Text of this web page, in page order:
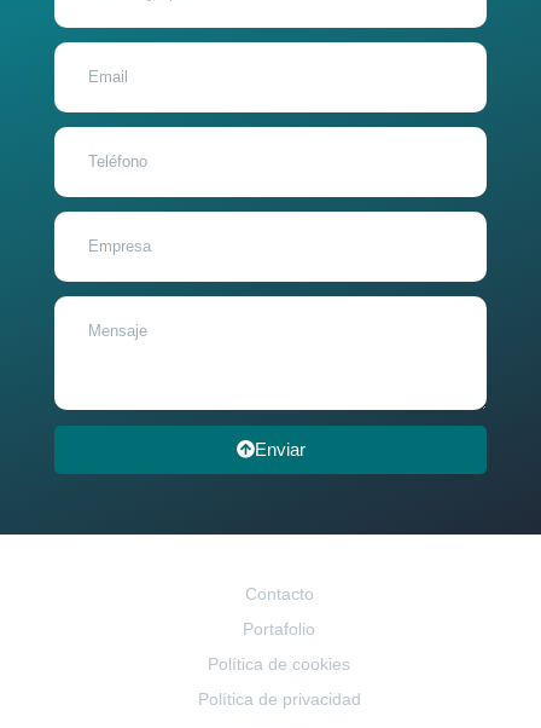
Enviar
Contacto
Portafolio
Política de cookies
Política de privacidad